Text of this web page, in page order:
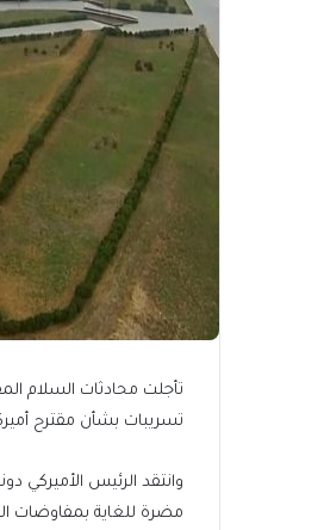
تأجلت محادثات السلام
تسريبات بشأن مقترح
وانتقد الرئيس الأميركي
مضرة للغاية بمفاوضات